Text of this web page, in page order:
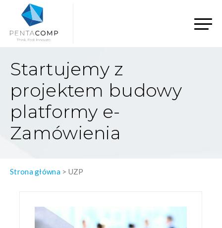
Startujemy z
projektem budowy
platformy e-
Zamówienia
Strona główna> UZP